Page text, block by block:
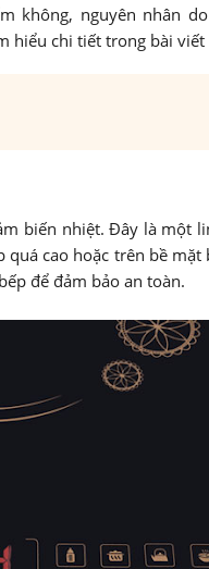
không, nguyên nhân
hiểu chi tiết trong bài viết
biến nhiệt. Đây là một
cao hoặc trên bề
để đảm bảo an toàn.